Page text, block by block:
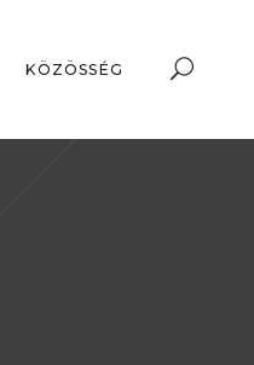
KÖZÖSSÉG